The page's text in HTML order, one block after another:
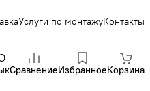
Услуги по монтажуКонтакты
СравнениеИзбранноеКорзина